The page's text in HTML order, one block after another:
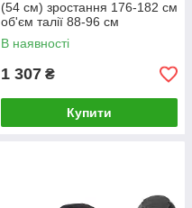
(54 см) зростання 176-182 см
об'єм талії 88-96 см
LPSR0154
В наявності
1 307 ₴
Купити